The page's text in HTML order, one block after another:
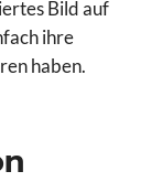
Bild auf
ihre
haben.